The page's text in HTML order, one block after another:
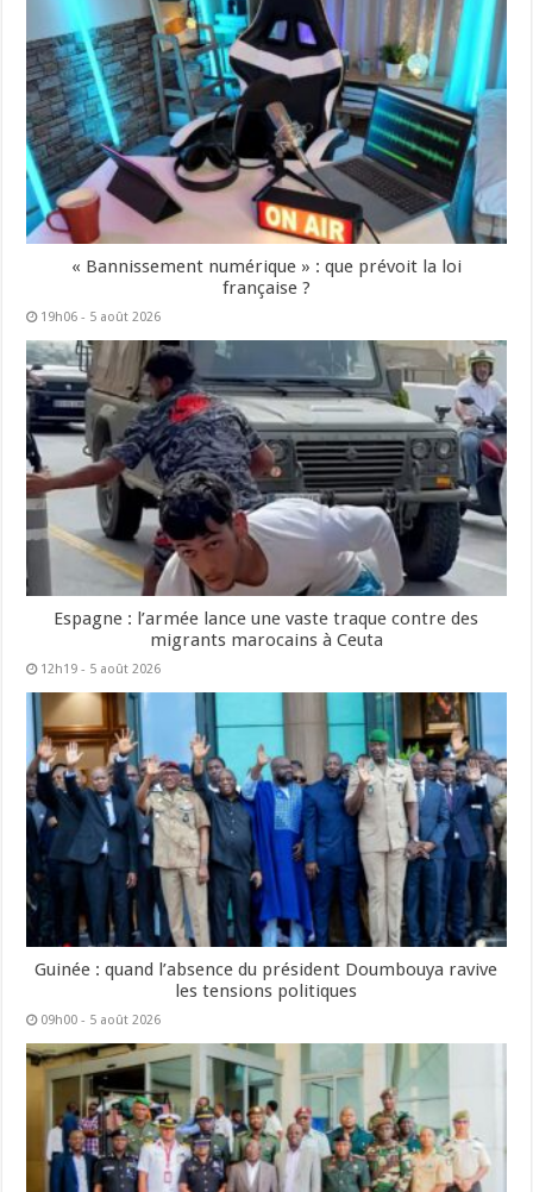
« Bannissement numérique » : que prévoit la loi
française ?
19h06 - 5 août 2026
Espagne : l’armée lance une vaste traque contre des
migrants marocains à Ceuta
12h19 - 5 août 2026
Guinée : quand l’absence du président Doumbouya ravive
les tensions politiques
09h00 - 5 août 2026